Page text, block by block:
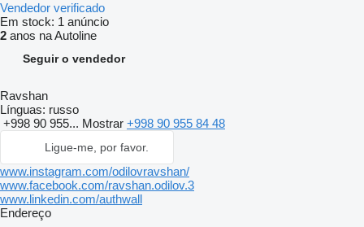
Vendedor verificado
Em stock: 1 anúncio
2 anos na Autoline
Seguir o vendedor
Ravshan
Línguas: russo
+998 90 955... Mostrar +998 90 955 84 48
Ligue-me, por favor.
www.instagram.com/odilovravshan/
www.facebook.com/ravshan.odilov.3
www.linkedin.com/authwall
Endereço